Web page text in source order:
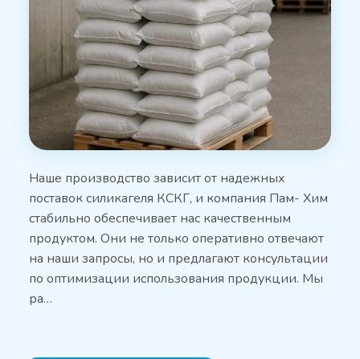
Наше производство зависит от надежных
поставок силикагеля КСКГ, и компания Пам- Хим
стабильно обеспечивает нас качественным
продуктом. Они не только оперативно отвечают
на наши запросы, но и предлагают консультации
по оптимизации использования продукции. Мы
ра…